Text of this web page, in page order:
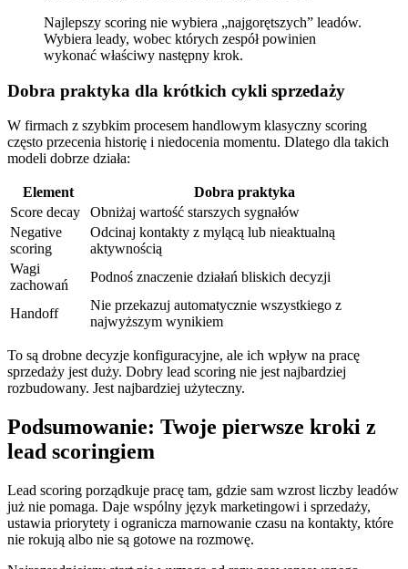
Najlepszy scoring nie wybiera „najgorętszych” leadów.
Wybiera leady, wobec których zespół powinien
wykonać właściwy następny krok.
Dobra praktyka dla krótkich cykli sprzedaży
W firmach z szybkim procesem handlowym klasyczny scoring
często przecenia historię i niedocenia momentu. Dlatego dla takich
modeli dobrze działa:
Element
Dobra praktyka
Score decay
Obniżaj wartość starszych sygnałów
Negative
scoring
Odcinaj kontakty z mylącą lub nieaktualną
aktywnością
Wagi
zachowań
Podnoś znaczenie działań bliskich decyzji
Handoff
Nie przekazuj automatycznie wszystkiego z
najwyższym wynikiem
To są drobne decyzje konfiguracyjne, ale ich wpływ na pracę
sprzedaży jest duży. Dobry lead scoring nie jest najbardziej
rozbudowany. Jest najbardziej użyteczny.
Podsumowanie: Twoje pierwsze kroki z
lead scoringiem
Lead scoring porządkuje pracę tam, gdzie sam wzrost liczby leadów
już nie pomaga. Daje wspólny język marketingowi i sprzedaży,
ustawia priorytety i ogranicza marnowanie czasu na kontakty, które
nie rokują albo nie są gotowe na rozmowę.